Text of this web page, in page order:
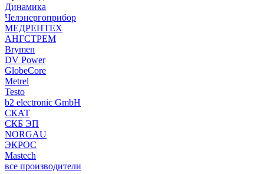
Динамика
Челэнергоприбор
МЕДРЕНТЕХ
АНГСТРЕМ
Brymen
DV Power
GlobeCore
Metrel
Testo
b2 electronic GmbH
СКАТ
СКБ ЭП
NORGAU
ЭКРОС
Mastech
все производители